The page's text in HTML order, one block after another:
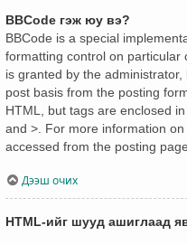
BBCode гэж юу вэ?
BBCode is a special
formatting control on particular
is granted by the
post basis from the posting
HTML, but tags are enclosed
and >. For more information
accessed from the posting
Дээш очих
HTML-ийг шууд ашиглаад